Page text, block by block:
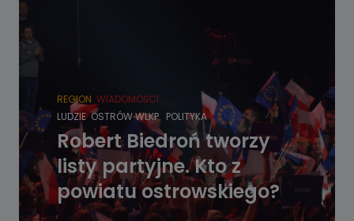
REGION WIADOMOŚCI
LUDZIE OSTRÓW WLKP. POLITYKA
Robert Biedroń tworzy
listy partyjne. Kto z
powiatu ostrowskiego?